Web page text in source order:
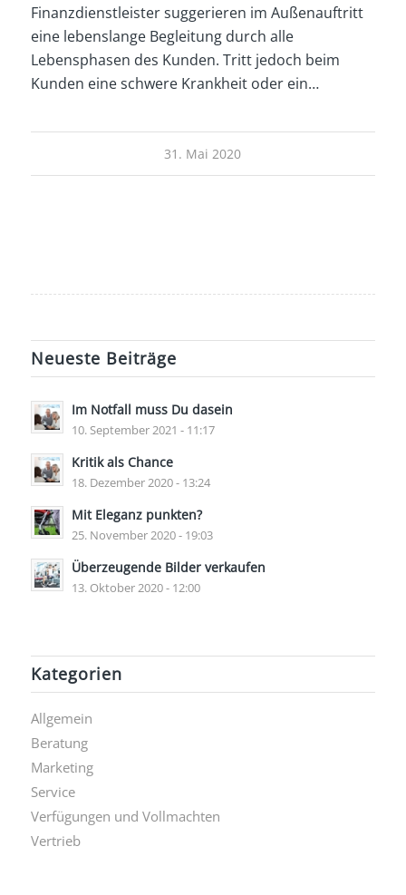
Finanzdienstleister suggerieren im Außenauftritt
eine lebenslange Begleitung durch alle
Lebensphasen des Kunden. Tritt jedoch beim
Kunden eine schwere Krankheit oder ein…
31. Mai 2020
Neueste Beiträge
Im Notfall muss Du dasein
10. September 2021 - 11:17
Kritik als Chance
18. Dezember 2020 - 13:24
Mit Eleganz punkten?
25. November 2020 - 19:03
Überzeugende Bilder verkaufen
13. Oktober 2020 - 12:00
Kategorien
Allgemein
Beratung
Marketing
Service
Verfügungen und Vollmachten
Vertrieb